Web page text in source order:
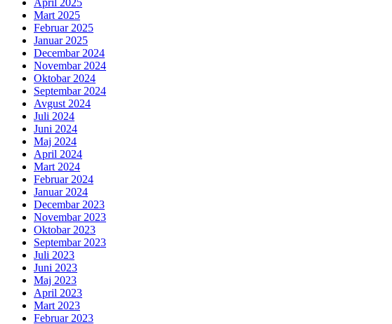
April 2025
Mart 2025
Februar 2025
Januar 2025
Decembar 2024
Novembar 2024
Oktobar 2024
Septembar 2024
Avgust 2024
Juli 2024
Juni 2024
Maj 2024
April 2024
Mart 2024
Februar 2024
Januar 2024
Decembar 2023
Novembar 2023
Oktobar 2023
Septembar 2023
Juli 2023
Juni 2023
Maj 2023
April 2023
Mart 2023
Februar 2023